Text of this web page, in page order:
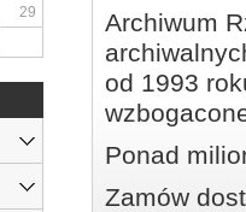
Archiwum
od 1993
Ponad
Zamów
29